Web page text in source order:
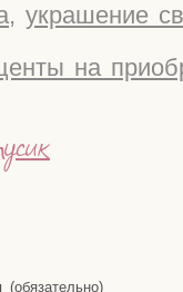
, украшение
на
(обязательно)